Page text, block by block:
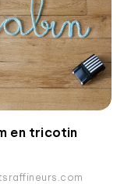
en tricotin